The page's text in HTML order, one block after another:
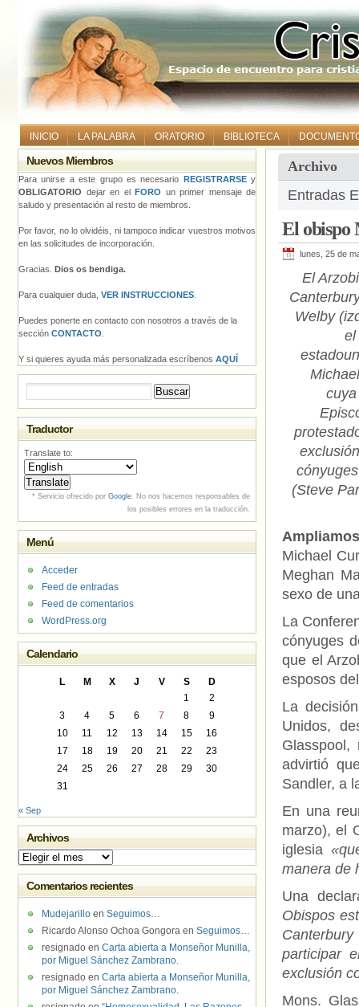
INICIO LA PALABRA ORATORIO BIBLIOTECA
Archivo
Entradas
El obispo
lunes, 25 de
El
Welby
el
(Steve
Michael
Meghan
sexo de
La
cónyuges
que el
esposos
La
Unidos,
advirtió
Sandler, a
En una
marzo), el
iglesia
manera de
Una
Obispos
participar
exclusión
Mons.
Nuevos Miembros
Para unirse a este grupo es necesario REGISTRARSEy
OBLIGATORIO dejar en el FORO un primer mensaje de
saludo y presentación al resto de miembros.
Por favor, no lo olvidéis, ni tampoco indicar vuestros motivos
en las solicitudes de incorporación.
Gracias. Dios os bendiga.
Para cualquier duda, VER INSTRUCCIONES
Puedes ponerte en contacto con nosotros a través de la
sección CONTACTO
Y si quieres ayuda más personalizada escríbenos AQUÍ
Traductor
Translate to:
* Servicio ofrecido por Google. No nos hacemos responsables de
los posibles errores en la traducción.
Menú
Acceder
Feed de entradas
Feed de comentarios
WordPress.org
Calendario
L M X J V S
D
1
2
3
4 5 6 7 8
9
10
11 12 13 14 15
16
17
18 19 20 21 22
23
24
25 26 27 28 29
30
31
« Sep
Archivos
Archivos
Comentarios recientes
Mudejarillo en Seguimos…
Ricardo Alonso Ochoa Gongora en Seguimos…
resignado en Carta abierta a Monseñor Munilla,
por Miguel Sánchez Zambrano.
resignado en Carta abierta a Monseñor Munilla,
por Miguel Sánchez Zambrano.